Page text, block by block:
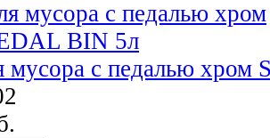
мусора с педалью